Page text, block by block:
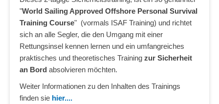
"World Sailing Approved Offshore Personal Survival
Training Course" (vormals ISAF Training) und richtet
sich an alle Segler, die den Umgang mit einer
Rettungsinsel kennen lernen und ein umfangreiches
praktisches und theoretisches Training zur Sicherheit
an Bord absolvieren möchten.
Weiter Informationen zu den Inhalten des Trainings
finden sie hier....